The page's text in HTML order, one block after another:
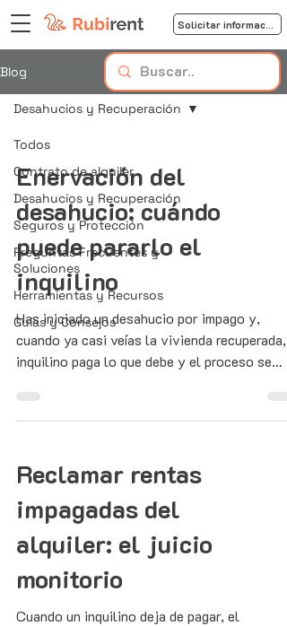
Solicitar información
Blog
Todos
Contrato de alquiler
Desahucios y Recuperación
Seguros y Protección
Preguntas Frecuentes y
Soluciones
Herramientas y Recursos
Guías y Consejos
Desahucios y Recuperación
Enervación del
desahucio: cuándo
puede pararlo el
inquilino
Has iniciado un desahucio por impago y,
cuando ya casi veías la vivienda recuperada,
inquilino paga lo que debe y el proceso se
desahucio.
Reclamar rentas
impagadas del
alquiler: el juicio
monitorio
Cuando un inquilino deja de pagar, el